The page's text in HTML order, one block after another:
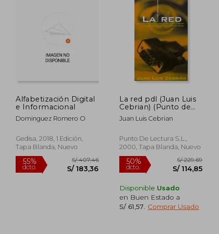
55%
dcto.
Alfabetización Digital
e Informacional
Dominguez Romero O
Gedisa, 2018, 1 Edición,
Tapa Blanda, Nuevo
La red pdl (Juan Luis
Cebrian) (Punto de
Lectura)
Juan Luis Cebrian
Punto De Lectura S.L.,
2000, Tapa Blanda, Nuevo
Disponible Usado
en Buen Estado a
S/ 61,57
Comprar Usado